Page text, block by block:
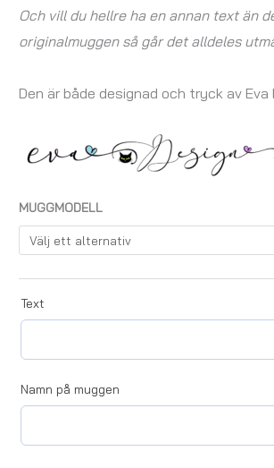
Och vill du hellre ha en annan text än
originalmuggen så går det alldeles
Den är både designad och tryck av Eva
MUGGMODELL
Text
Namn på muggen